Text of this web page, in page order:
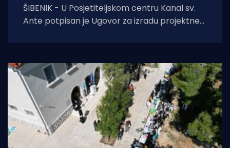
ŠIBENIK - U Posjetiteljskom centru Kanal sv.
Ante potpisan je Ugovor za izradu projektne
ključne kopnene